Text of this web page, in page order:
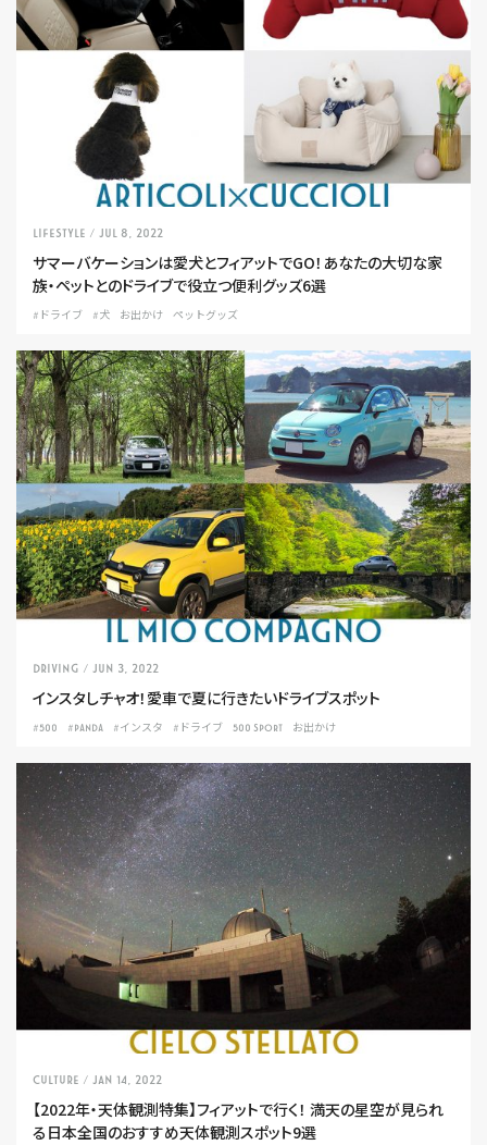
LIFESTYLE / Jul 8, 2022
サマーバケーションは愛犬とフィアットでGO！あなたの大切な家
族・ペットとのドライブで役立つ便利グッズ6選
#ドライブ #犬 お出かけ ペットグッズ
DRIVING / Jun 3, 2022
インスタしチャオ！愛車で夏に行きたいドライブスポット
#500 #PANDA #インスタ #ドライブ 500 SPORT お出かけ
CULTURE / Jan 14, 2022
【2022年・天体観測特集】フィアットで行く！ 満天の星空が見られ
る日本全国のおすすめ天体観測スポット9選